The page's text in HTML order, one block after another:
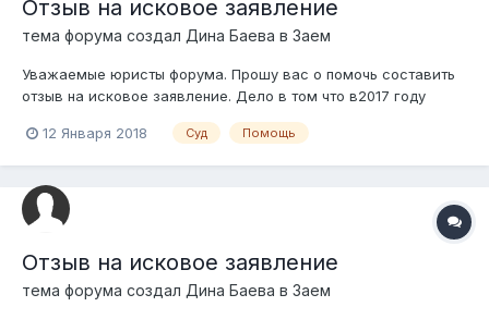
Отзыв на исковое заявление
тема форума создал Дина Баева в Заем
Уважаемые юристы форума. Прошу вас о помочь составить
отзыв на исковое заявление. Дело в том что в2017 году
тенге со сроком 31 день. Должна была вернуть 103 тысячи.
пошел на просрочк...
12 Января 2018 Суд Помощь
Отзыв на исковое заявление
тема форума создал Дина Баева в Заем